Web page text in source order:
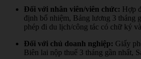
Đối với nhân viên/viên chức: Hợp
định bổ nhiệm, Bảng lương 3 tháng
phép đi du lịch/công tác có chữ ký
Đối với chủ doanh nghiệp: Giấy
Biên lai nộp thuế 3 tháng gần nhất,